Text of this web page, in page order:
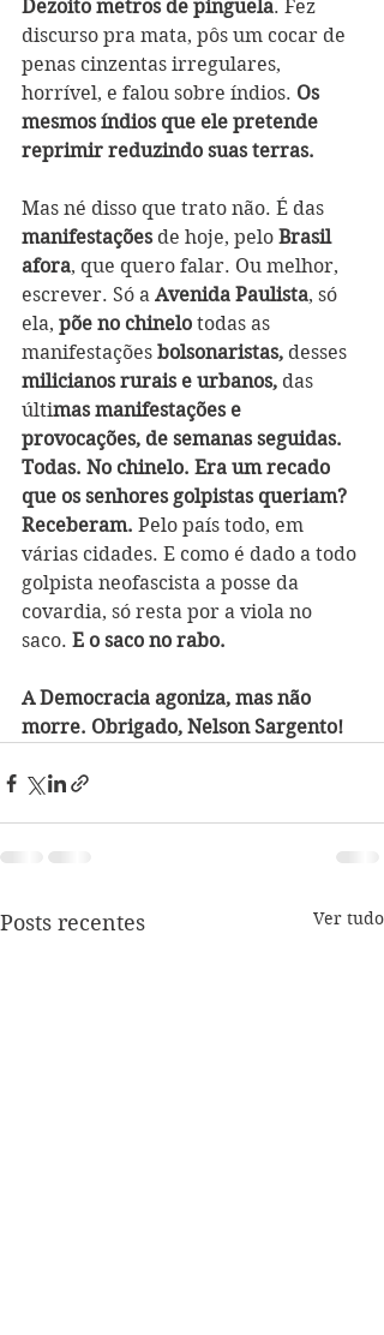
Dezoito metros de pinguela. Fez
discurso pra mata, pôs um cocar de
penas cinzentas irregulares,
horrível, e falou sobre índios. Os
mesmos índios que ele pretende
reprimir reduzindo suas terras.
Mas né disso que trato não. É das
manifestações de hoje, pelo Brasil
afora, que quero falar. Ou melhor,
escrever. Só a Avenida Paulista, só
ela, põe no chinelo todas as
manifestações bolsonaristas, desses
milicianos rurais e urbanos, das
últimas manifestações e
provocações, de semanas seguidas.
Todas. No chinelo. Era um recado
que os senhores golpistas queriam?
Receberam. Pelo país todo, em
várias cidades. E como é dado a todo
golpista neofascista a posse da
covardia, só resta por a viola no
saco. E o saco no rabo.
A Democracia agoniza, mas não
morre. Obrigado, Nelson Sargento!
Posts recentes Ver tudo